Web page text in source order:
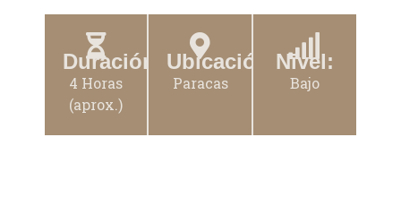
Duración:
4 Horas
(aprox.)
Ubicación:
Paracas
Nivel:
Bajo